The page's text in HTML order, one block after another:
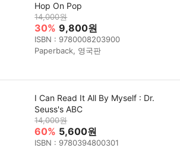
Hop On Pop
14,000원
30% 9,800원
ISBN : 9780008203900
Paperback, 영국판
I Can Read It All By Myself : Dr.
Seuss's ABC
14,000원
60% 5,600원
ISBN : 9780394800301